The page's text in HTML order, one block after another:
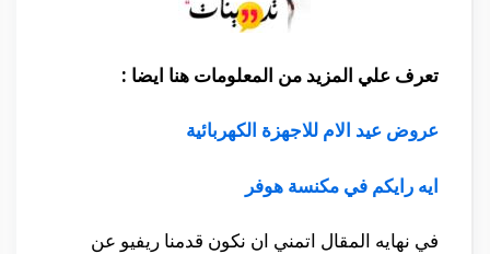
تعرف علي المزيد من المعلومات هنا ايضا :
عروض عيد الام للاجهزة الكهربائية
ايه رايكم في مكنسة هوفر
في نهايه المقال اتمني ان نكون قدمنا ريفيو عن